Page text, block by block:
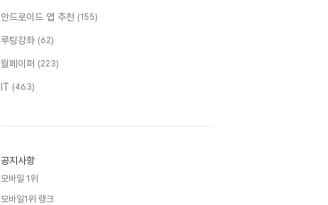
안드로이드 앱 추천 (155)
루팅강좌 (62)
월페이퍼 (223)
IT (463)
공지사항
모바일 1위
모바일1위 랭크